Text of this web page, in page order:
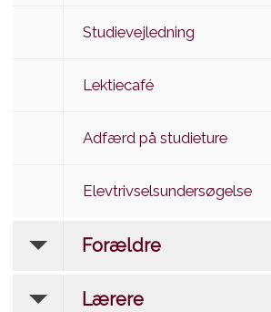
Studievejledning
Lektiecafé
Adfærd på studieture
Elevtrivselsundersøgelse
Forældre
Lærere